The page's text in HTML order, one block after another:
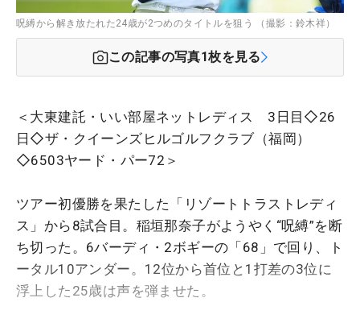
呪縛から解き放たれた24歳が2つめのタイトルを狙う （撮影：鈴木祥）
この記事の写真1枚を見る
＜大東建託・いい部屋ネットレディス 3日目◇26
日◇ザ・クイーンズヒルゴルフクラブ（福岡）
◇6503ヤード・パー72＞
ツアー初優勝を果たした「リゾートトラストレディ
ス」から8試合目。稲垣那奈子がようやく“呪縛”を断
ち切った。6バーディ・2ボギーの「68」で回り、ト
ータル10アンダー。12位から首位と1打差の3位に
浮上した25歳は声を弾ませた。